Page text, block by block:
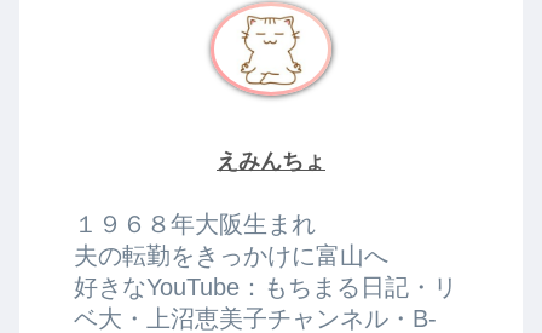
えみんちょ
１９６８年大阪生まれ
夫の転勤をきっかけに富山へ
好きなYouTube：もちまる日記・リ
ベ大・上沼恵美子チャンネル・B-